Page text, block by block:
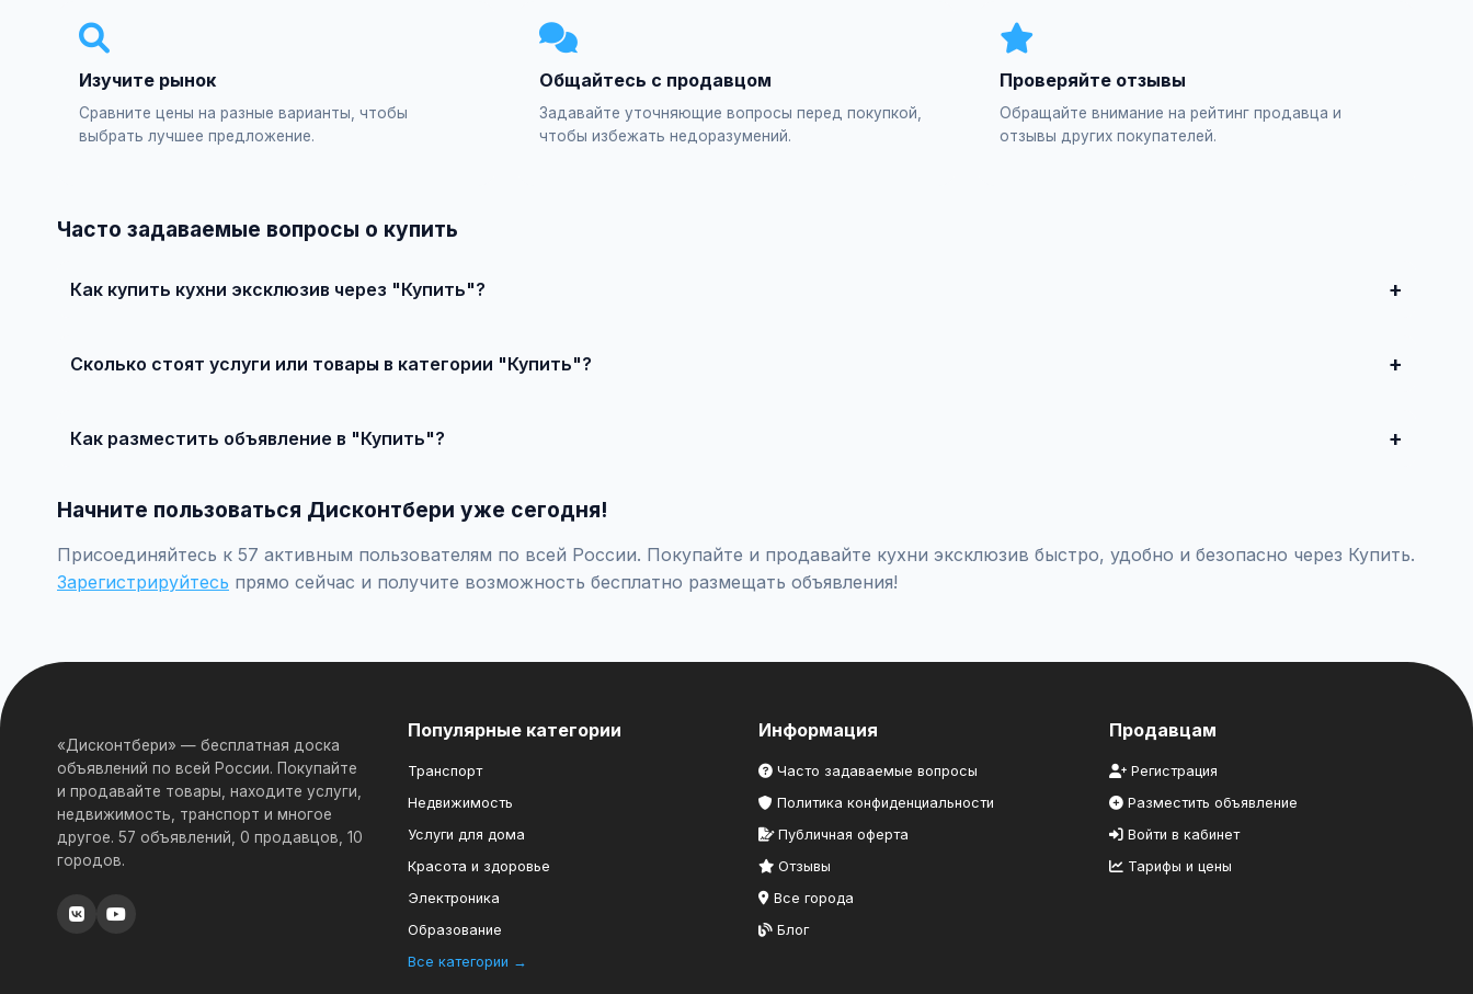
Изучите рынок
Сравните цены на разные варианты, чтобы
выбрать лучшее предложение.
Общайтесь с продавцом
Задавайте уточняющие вопросы перед покупкой,
чтобы избежать недоразумений.
Проверяйте отзывы
Обращайте внимание на рейтинг продавца и
отзывы других покупателей.
Часто задаваемые вопросы о купить
Как купить кухни эксклюзив через "Купить"?
Сколько стоят услуги или товары в категории "Купить"?
Как разместить объявление в "Купить"?
Начните пользоваться Дисконтбери уже сегодня!
Присоединяйтесь к 57 активным пользователям по всей России. Покупайте и продавайте кухни эксклюзив быстро, удобно и безопасно через Купить.
Зарегистрируйтесь прямо сейчас и получите возможность бесплатно размещать объявления!
«Дисконтбери» — бесплатная доска
объявлений по всей России. Покупайте
и продавайте товары, находите услуги,
недвижимость, транспорт и многое
другое. 57 объявлений, 0 продавцов, 10
городов.
Популярные категории
Транспорт
Недвижимость
Услуги для дома
Красота и здоровье
Электроника
Образование
Все категории →
Информация
Часто задаваемые вопросы
Политика конфиденциальности
Публичная оферта
Отзывы
Все города
Блог
Продавцам
Регистрация
Разместить объявление
Войти в кабинет
Тарифы и цены